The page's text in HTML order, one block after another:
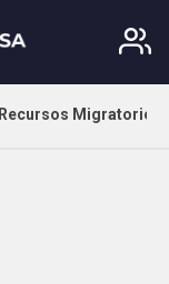
Recursos Migratorios